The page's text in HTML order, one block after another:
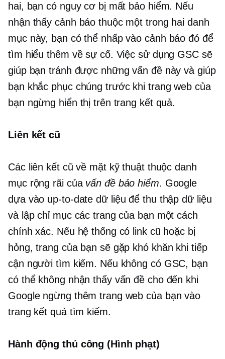
hai, bạn có nguy cơ bị mất bảo hiểm. Nếu
nhận thấy cảnh báo thuộc một trong hai danh
mục này, bạn có thể nhấp vào cảnh báo đó để
tìm hiểu thêm về sự cố. Việc sử dụng GSC sẽ
giúp bạn tránh được những vấn đề này và giúp
bạn khắc phục chúng trước khi trang web của
bạn ngừng hiển thị trên trang kết quả.
Liên kết cũ
Các liên kết cũ về mặt kỹ thuật thuộc danh
mục rộng rãi của vấn đề bảo hiểm. Google
dựa vào up-to-date dữ liệu để thu thập dữ liệu
và lập chỉ mục các trang của bạn một cách
chính xác. Nếu hệ thống có link cũ hoặc bị
hỏng, trang của bạn sẽ gặp khó khăn khi tiếp
cận người tìm kiếm. Nếu không có GSC, bạn
có thể không nhận thấy vấn đề cho đến khi
Google ngừng thêm trang web của bạn vào
trang kết quả tìm kiếm.
Hành động thủ công (Hình phạt)